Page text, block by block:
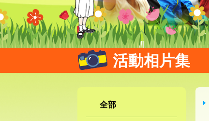
活動相片集
全部